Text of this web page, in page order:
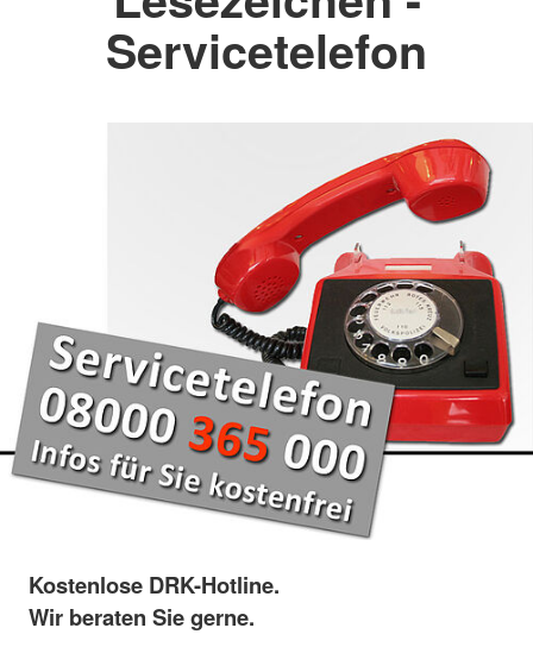
Servicetelefon
Kostenlose DRK-Hotline.
Wir beraten Sie gerne.